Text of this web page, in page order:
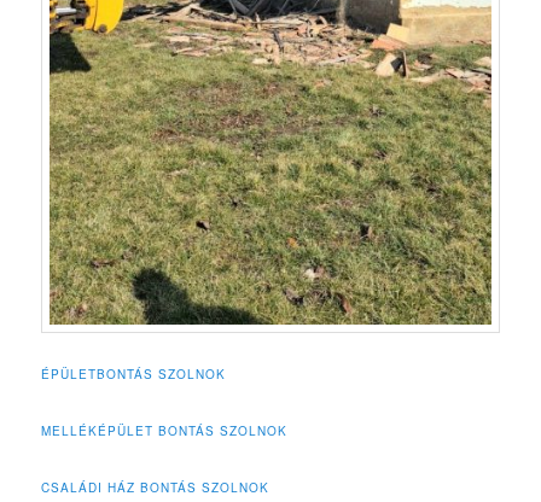
ÉPÜLETBONTÁS SZOLNOK
MELLÉKÉPÜLET BONTÁS SZOLNOK
CSALÁDI HÁZ BONTÁS SZOLNOK